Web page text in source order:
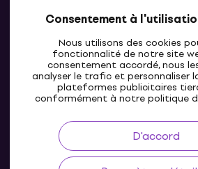
Consentement à
Nous utilisons des cookies
fonctionnalité de notre site
consentement accordé, nous
analyser le trafic et personnaliser
plateformes publicitaires
conformément à notre politique
D'accord
LU